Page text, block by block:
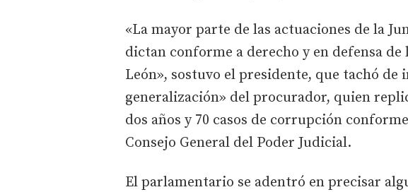
«La mayor parte de las actuaciones de la
dictan conforme a derecho y en defensa de
León», sostuvo el presidente, que tachó de
generalización» del procurador, quien
dos años y 70 casos de corrupción
Consejo General del Poder Judicial.
El parlamentario se adentró en precisar